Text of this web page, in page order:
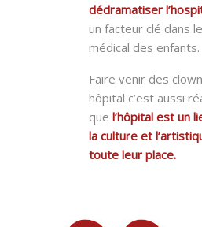
dédramatiser
un facteur clé dans
médical des enfants.
Faire venir des
hôpital c’est aussi
que l’hôpital est un
la culture et
toute leur place.